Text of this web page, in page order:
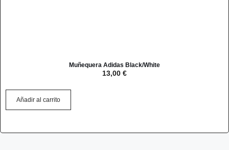
Muñequera Adidas Black/White
13,00 €
Añadir al carrito